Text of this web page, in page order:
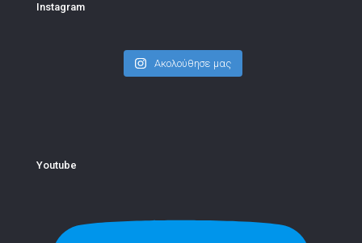
Instagram
Ακολούθησε μας
Youtube